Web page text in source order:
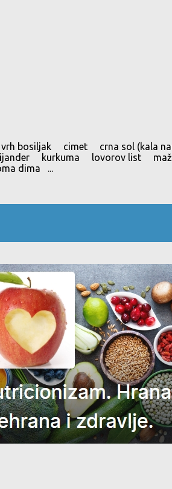
vrh bosiljak cimet crna sol
kurkuma lovorov list
dima ...